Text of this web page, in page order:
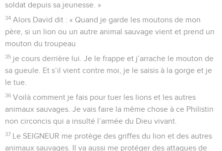
soldat depuis sa jeunesse. »
34 Alors David dit : « Quand je garde les moutons de mon
père, si un lion ou un autre animal sauvage vient et prend un
mouton du troupeau
35 je cours derrière lui. Je le frappe et j’arrache le mouton de
sa gueule. Et s’il vient contre moi, je le saisis à la gorge et je
le tue.
36 Voilà comment je fais pour tuer les lions et les autres
animaux sauvages. Je vais faire la même chose à ce Philistin
non circoncis qui a insulté l’armée du Dieu vivant.
37 Le SEIGNEUR me protège des griffes du lion et des autres
animaux sauvages. Il va aussi me protéger des attaques de